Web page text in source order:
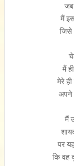
जब
मैं
जिसे
मैं
मेरे
अपने
मैं
पर
कि वह